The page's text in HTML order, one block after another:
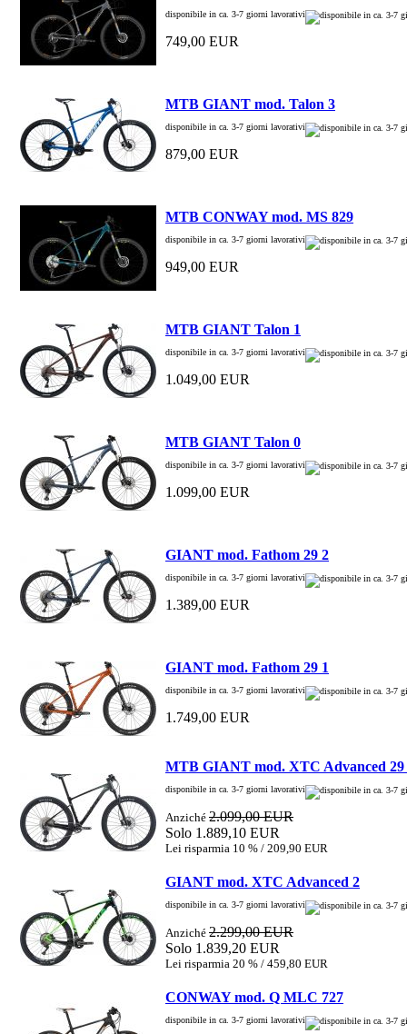
disponibile in ca. 3-7 giorni lavorativi
749,00 EUR
MTB GIANT mod. Talon 3
disponibile in ca. 3-7 giorni lavorativi
879,00 EUR
MTB CONWAY mod. MS 829
disponibile in ca. 3-7 giorni lavorativi
949,00 EUR
MTB GIANT Talon 1
disponibile in ca. 3-7 giorni lavorativi
1.049,00 EUR
MTB GIANT Talon 0
disponibile in ca. 3-7 giorni lavorativi
1.099,00 EUR
GIANT mod. Fathom 29 2
disponibile in ca. 3-7 giorni lavorativi
1.389,00 EUR
GIANT mod. Fathom 29 1
disponibile in ca. 3-7 giorni lavorativi
1.749,00 EUR
MTB GIANT mod. XTC Advanced 29
disponibile in ca. 3-7 giorni lavorativi
Anziché 2.099,00 EUR
Solo 1.889,10 EUR
Lei risparmia 10 % / 209,90 EUR
GIANT mod. XTC Advanced 2
disponibile in ca. 3-7 giorni lavorativi
Anziché 2.299,00 EUR
Solo 1.839,20 EUR
Lei risparmia 20 % / 459,80 EUR
CONWAY mod. Q MLC 727
disponibile in ca. 3-7 giorni lavorativi